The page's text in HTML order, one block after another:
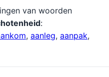
van woorden
:
, aanleg, aanpak,